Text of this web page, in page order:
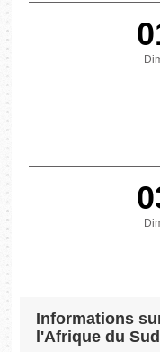
Informations
l'Afrique du